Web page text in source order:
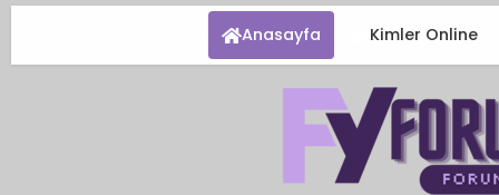
Anasayfa Kimler Online